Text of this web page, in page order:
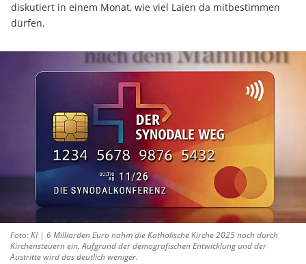
diskutiert in einem Monat, wie viel Laien da mitbestimmen
dürfen.
Foto: KI | 6 Milliarden Euro nahm die Katholische Kirche 2025 noch durch
Kirchensteuern ein. Aufgrund der demografischen Entwicklung und der
Austritte wird das deutlich weniger.